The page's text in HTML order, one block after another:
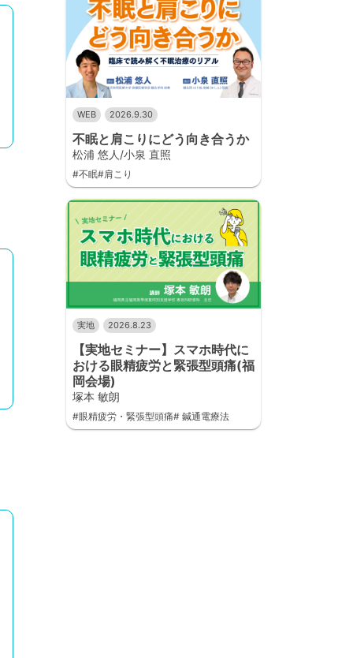
WEB 2026.9.30
不眠と肩こりにどう向き合うか
松浦 悠人/小泉 直照
#不眠#肩こり
実地 2026.8.23
【実地セミナー】スマホ時代に
おける眼精疲労と緊張型頭痛(福
岡会場)
塚本 敏朗
#眼精疲労・緊張型頭痛# 鍼通電療法